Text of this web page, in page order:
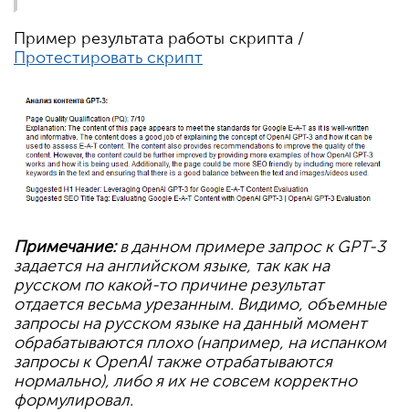
Пример результата работы скрипта /
Протестировать скрипт
Примечание:в данном примере запрос к GPT-3
задается на английском языке, так как на
русском по какой-то причине результат
отдается весьма урезанным. Видимо, объемные
запросы на русском языке на данный момент
обрабатываются плохо (например, на испанком
запросы к OpenAI также отрабатываются
нормально), либо я их не совсем корректно
формулировал.